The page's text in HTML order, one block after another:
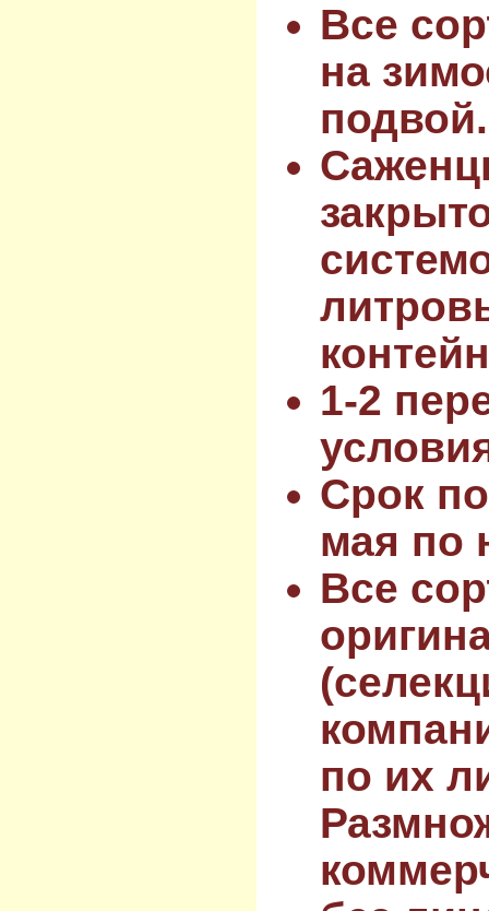
Все
на
подвой.
1-2
Срок
мая по
Все
по их